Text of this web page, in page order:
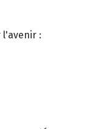
l'avenir :